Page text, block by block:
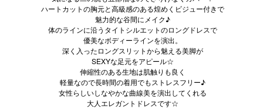
ハートカットの胸元と高級感のある煌めくビジュー付きで
魅力的な谷間にメイク♪
体のラインに沿うタイトシルエットのロングドレスで
優美なボディーラインを演出。
深く入ったロングスリットから魅える美脚が
SEXYな足元をアピール☆
伸縮性のある生地は肌触りも良く
軽量なので長時間の着用でもストレスフリー♪
女性らしいしなやかな曲線美を演出してくれる
大人エレガントドレスです☆